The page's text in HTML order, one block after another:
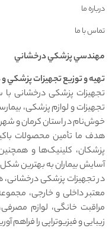
درباره ما
تماس با ما
مهندسي پزشکي درخشاني
تهيه و توزيع تجهيزات پزشکي
تجهیزات پزشکی درخشانی با
تجهیزات و لوازم پزشکی،
خوش‌نام در استان کرمان و
هدف ما تأمین محصولات
پزشکان، کلینیک‌ها و
آسایش بیماران به بهترین
در تجهیزات پزشکی درخشانی،
معتبر داخلی و خارجی،
مراقبت خانگی، لوازم
زیبایی و فیزیوتراپی را فراهم